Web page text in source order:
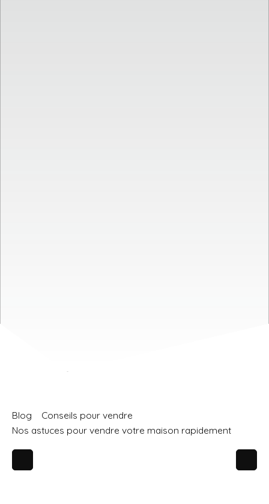
Blog
Conseils pour vendre
Nos astuces pour vendre votre maison rapidement